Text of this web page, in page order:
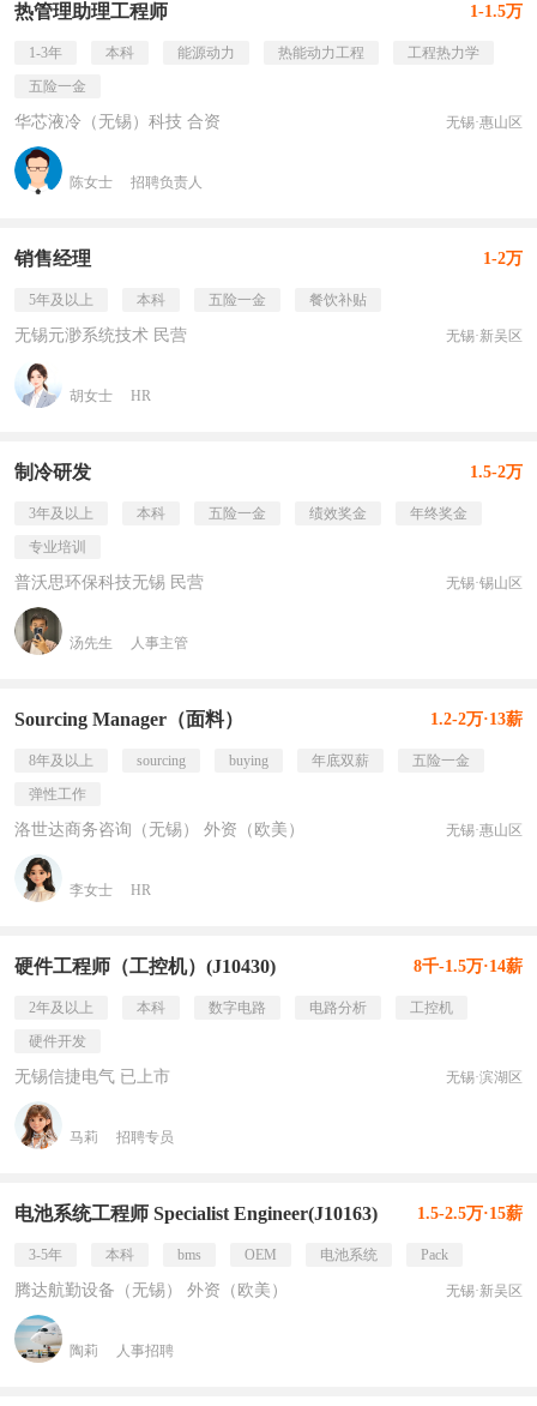
热管理助理工程师 1-1.5万
1-3年 本科 能源动力 热能动力工程
工程热力学
五险一金
华芯液冷（无锡）科技 合资 无锡·惠山区
陈女士 招聘负责人
销售经理 1-2万
5年及以上 本科 五险一金 餐饮补贴
无锡元渺系统技术 民营 无锡·新吴区
胡女士 HR
制冷研发 1.5-2万
3年及以上 本科 五险一金 绩效奖金
年终奖金
专业培训
普沃思环保科技无锡 民营 无锡·锡山区
汤先生 人事主管
Sourcing Manager（面料） 1.2-2万·13薪
8年及以上 sourcing buying 年底双薪
五险一金
弹性工作
洛世达商务咨询（无锡） 外资（欧美） 无锡·惠山区
李女士 HR
硬件工程师（工控机）(J10430) 8千-1.5万·14薪
2年及以上 本科 数字电路 电路分析
工控机
硬件开发
无锡信捷电气 已上市 无锡·滨湖区
马莉 招聘专员
电池系统工程师 Specialist Engineer(J10163) 1.5-2.5万·15薪
3-5年 本科 bms OEM 电池系统 Pack
腾达航勤设备（无锡） 外资（欧美） 无锡·新吴区
陶莉 人事招聘